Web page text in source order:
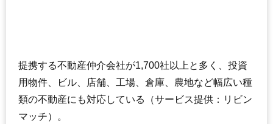
提携する不動産仲介会社が1,700社以上と多く、投資
用物件、ビル、店舗、工場、倉庫、農地など幅広い種
類の不動産にも対応している（サービス提供：リビン
マッチ）。